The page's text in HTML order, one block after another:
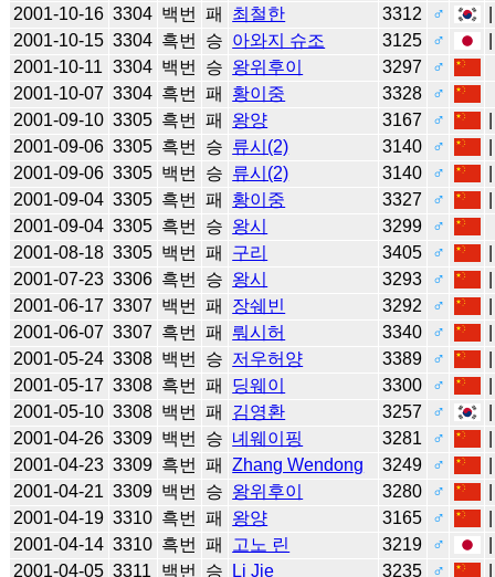
2001-10-16 3304 백번 패 최철한 3312 ♂
2001-10-15 3304 흑번 승 아와지 슈조 3125 ♂
2001-10-11 3304 백번 승 왕위후이 3297
♂
2001-10-07 3304 흑번 패 황이중 3328
♂
2001-09-10 3305 흑번 패 왕양 3167 ♂
2001-09-06 3305 흑번 승 류시(2) 3140 ♂
2001-09-06 3305 백번 승 류시(2) 3140 ♂
2001-09-04 3305 흑번 패 황이중 3327 ♂
2001-09-04 3305 흑번 승 왕시 3299
♂
2001-08-18 3305 백번 패 구리 3405 ♂
2001-07-23 3306 흑번 승 왕시 3293 ♂
2001-06-17 3307 백번 패 장쉐빈 3292 ♂
2001-06-07 3307 흑번 패 뤄시허 3340 ♂
2001-05-24 3308 백번 승 저우허양 3389 ♂
2001-05-17 3308 흑번 패 딩웨이 3300 ♂
2001-05-10 3308 백번 패 김영환 3257 ♂
2001-04-26 3309 백번 승 녜웨이핑 3281 ♂
2001-04-23 3309 흑번 패 Zhang Wendong 3249 ♂
2001-04-21 3309 백번 승 왕위후이 3280 ♂
2001-04-19 3310 흑번 패 왕양 3165 ♂
2001-04-14 3310 흑번 패 고노 린 3219 ♂
2001-04-05 3311 백번 승 Li Jie 3235 ♂